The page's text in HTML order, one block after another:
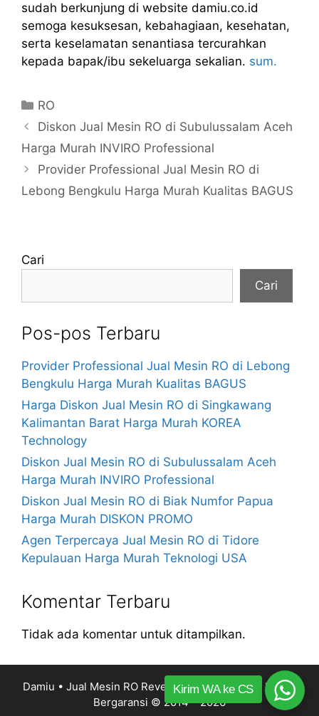
sudah berkunjung di website damiu.co.id
semoga kesuksesan, kebahagiaan, kesehatan,
serta keselamatan senantiasa tercurahkan
kepada bapak/ibu sekeluarga sekalian. sum.
Kategori
RO
Diskon Jual Mesin RO di Subulussalam Aceh
Harga Murah INVIRO Professional
Provider Professional Jual Mesin RO di
Lebong Bengkulu Harga Murah Kualitas BAGUS
Cari
Cari
Pos-pos Terbaru
Provider Professional Jual Mesin RO di Lebong
Bengkulu Harga Murah Kualitas BAGUS
Harga Diskon Jual Mesin RO di Singkawang
Kalimantan Barat Harga Murah KOREA
Technology
Diskon Jual Mesin RO di Subulussalam Aceh
Harga Murah INVIRO Professional
Diskon Jual Mesin RO di Biak Numfor Papua
Harga Murah DISKON PROMO
Agen Terpercaya Jual Mesin RO di Tidore
Kepulauan Harga Murah Teknologi USA
Komentar Terbaru
Tidak ada komentar untuk ditampilkan.
Damiu • Jual Mesin RO Reverse Osmosis Harga Murah
Bergaransi © 2014 – 2026
Kirim WA ke CS